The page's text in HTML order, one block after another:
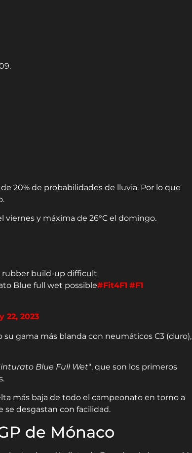
20% de probabilidades de lluvia. Por lo que
viernes y máxima de 26°C el domingo.
rubber build-up difficult
Blue full wet possible#Fit4F1 #F1
22, 2023
gama más blanda con neumáticos C3 (duro),
Blue Full Wet“, que son los primeros
más baja de todo el campeonato en torno a
se desgastan con facilidad.
de Mónaco